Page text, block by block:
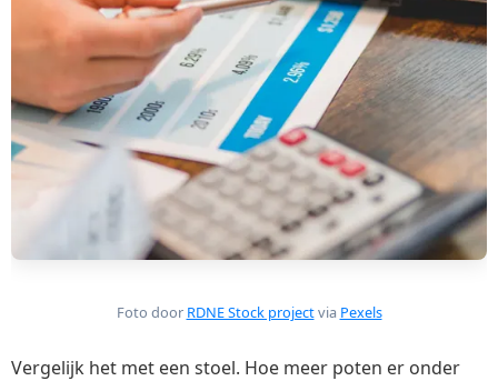
Foto door RDNE Stock projectvia Pexels
Vergelijk het met een stoel. Hoe meer poten er onder